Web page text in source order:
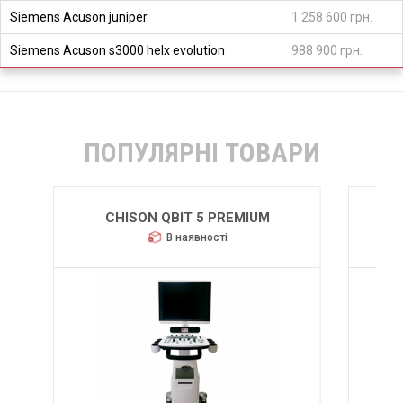
Siemens Acuson juniper 1 258 600 грн.
Siemens Acuson s3000 helx evolution 988 900 грн.
ПОПУЛЯРНІ ТОВАРИ
SIEMENS ACUSON S2000 HELX
EVOLUTION